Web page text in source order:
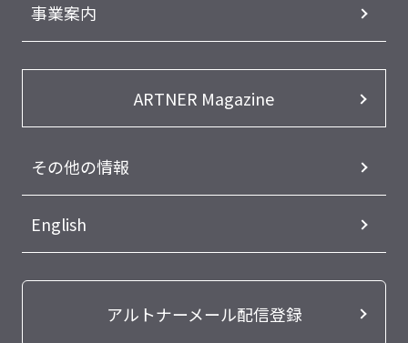
事業案内
ARTNER Magazine
その他の情報
English
アルトナーメール配信登録